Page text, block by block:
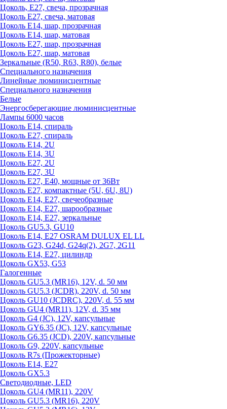
Цоколь, Е27, свеча, прозрачная
Цоколь Е27, свеча, матовая
Цоколь Е14, шар, прозрачная
Цоколь Е14, шар, матовая
Цоколь Е27, шар, прозрачная
Цоколь Е27, шар, матовая
Зеркальные (R50, R63, R80), белые
Специального назначения
Линейные люминисцентные
Специального назначения
Белые
Энергосберегающие люминисцентные
Лампы 6000 часов
Цоколь Е14, спираль
Цоколь Е27, спираль
Цоколь Е14, 2U
Цоколь Е14, 3U
Цоколь Е27, 2U
Цоколь Е27, 3U
Цоколь Е27, Е40, мощные от 36Вт
Цоколь Е27, компактные (5U, 6U, 8U)
Цоколь Е14, Е27, свечеобразные
Цоколь Е14, Е27, шарообразные
Цоколь Е14, Е27, зеркальные
Цоколь GU5.3, GU10
Цоколь Е14, Е27 OSRAM DULUX EL LL
Цоколь G23, G24d, G24q(2), 2G7, 2G11
Цоколь Е14, Е27, цилиндр
Цоколь GX53, G53
Галогенные
Цоколь GU5.3 (MR16), 12V, d. 50 мм
Цоколь GU5.3 (JCDR), 220V, d. 50 мм
Цоколь GU10 (JCDRC), 220V, d. 55 мм
Цоколь GU4 (MR11), 12V, d. 35 мм
Цоколь G4 (JC), 12V, капсульные
Цоколь GY6.35 (JC), 12V, капсульные
Цоколь G6.35 (JCD), 220V, капсульные
Цоколь G9, 220V, капсульные
Цоколь R7s (Прожекторные)
Цоколь E14, E27
Цоколь GX5.3
Светодиодные, LED
Цоколь GU4 (MR11), 220V
Цоколь GU5.3 (MR16), 220V